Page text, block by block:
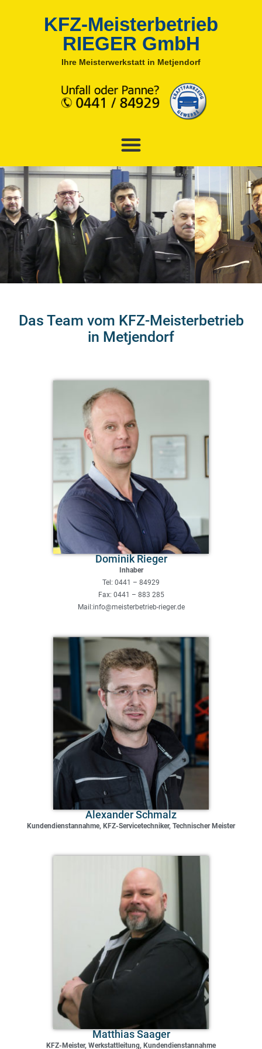
KFZ-Meisterbetrieb
RIEGER GmbH
Ihre Meisterwerkstatt in Metjendorf
Das Team vom KFZ-Meisterbetrieb
in Metjendorf
Dominik Rieger
Inhaber
Tel: 0441 – 84929
Fax: 0441 – 883 285
Mail:info@meisterbetrieb-rieger.de
Alexander Schmalz
Kundendienstannahme, KFZ-Servicetechniker, Technischer Meister
Matthias Saager
KFZ-Meister, Werkstattleitung, Kundendienstannahme